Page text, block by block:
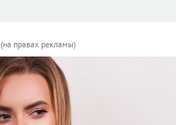
(на правах рекламы)